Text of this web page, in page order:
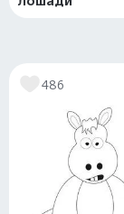
486